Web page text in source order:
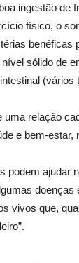
ingestão de
físico, o
benéficas
sólido de
uma relação
e bem-estar,
podem ajudar
vivos que,